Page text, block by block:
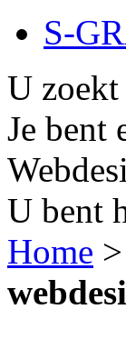
S-
U zoekt
Je bent
U bent
Home >